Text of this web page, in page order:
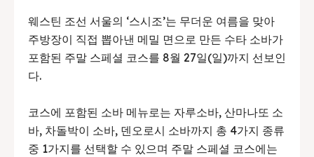
웨스틴 조선 서울의 ‘스시조’는 무더운 여름을 맞아
주방장이 직접 뽑아낸 메밀 면으로 만든 수타 소바가
포함된 주말 스페셜 코스를 8월 27일(일)까지 선보인
다.
코스에 포함된 소바 메뉴로는 자루소바, 산마나또 소
바, 차돌박이 소바, 덴오로시 소바까지 총 4가지 종류
중 1가지를 선택할 수 있으며 주말 스페셜 코스에는